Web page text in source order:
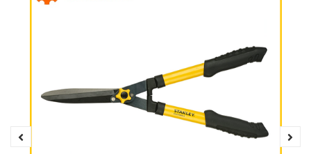
Cưa được gia công tỉ mỉ nên có độ sắc bén tuyệt đối, không bị sứt
mẻ khi cưa những vật liệu cứng.
Cưa có kích thước vừa phải tạo lực kéo-đẩy tốt hơn cùng
tay cầm được bao bọc bằng chất liệu nhựa có đường vân
lõm tạo độ ma sát cao, người dùng có thể cầm nắm sản